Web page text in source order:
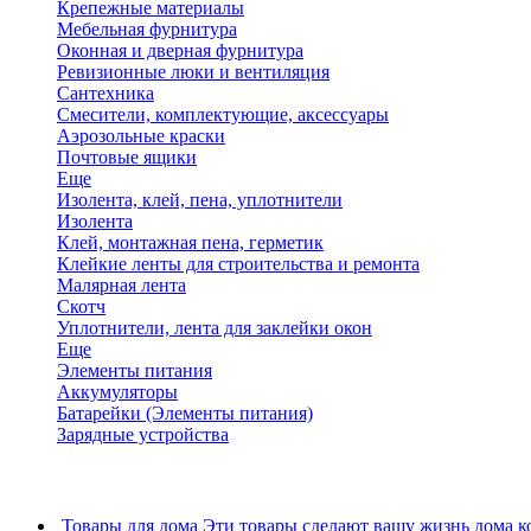
Крепежные материалы
Мебельная фурнитура
Оконная и дверная фурнитура
Ревизионные люки и вентиляция
Сантехника
Смесители, комплектующие, аксессуары
Аэрозольные краски
Почтовые ящики
Еще
Изолента, клей, пена, уплотнители
Изолента
Клей, монтажная пена, герметик
Клейкие ленты для строительства и ремонта
Малярная лента
Скотч
Уплотнители, лента для заклейки окон
Еще
Элементы питания
Аккумуляторы
Батарейки (Элементы питания)
Зарядные устройства
Товары для дома Эти товары сделают вашу жизнь дома